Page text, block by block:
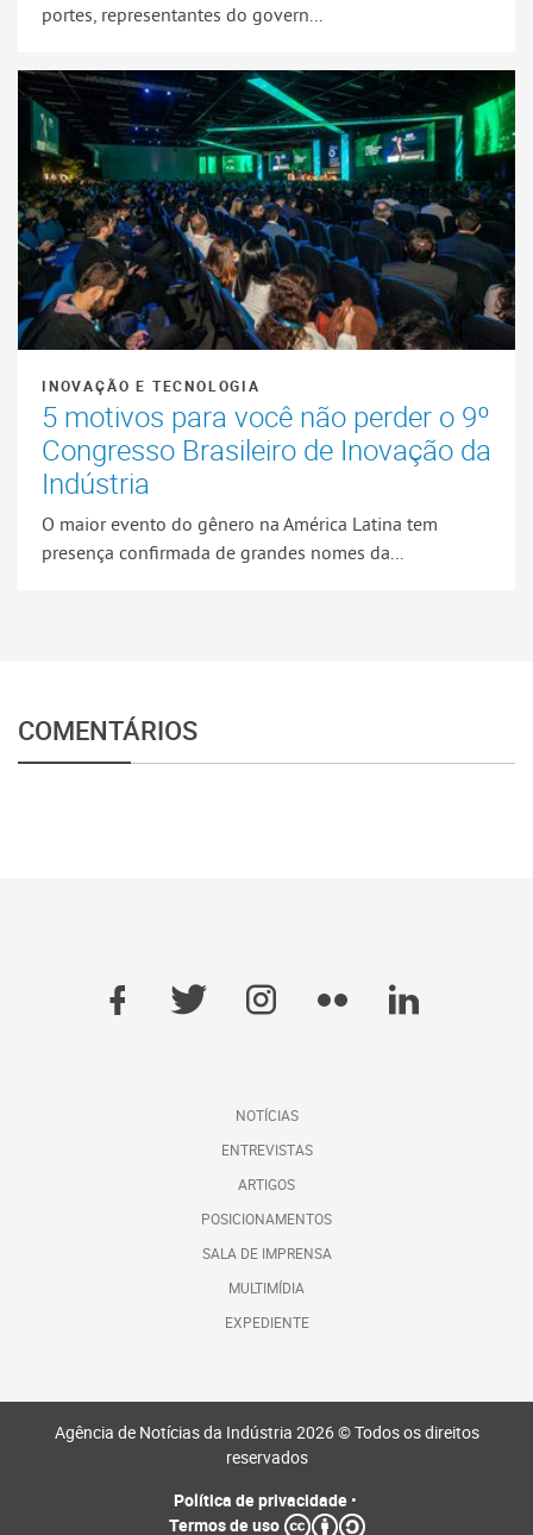
portes, representantes do govern...
INOVAÇÃO E TECNOLOGIA
5 motivos para você não perder o 9º
Congresso Brasileiro de Inovação da
Indústria
O maior evento do gênero na América Latina tem
presença confirmada de grandes nomes da...
COMENTÁRIOS
NOTÍCIAS
ENTREVISTAS
ARTIGOS
POSICIONAMENTOS
SALA DE IMPRENSA
MULTIMÍDIA
EXPEDIENTE
Agência de Notícias da Indústria 2026 © Todos os direitos
reservados
Política de privacidade•
Termos de uso